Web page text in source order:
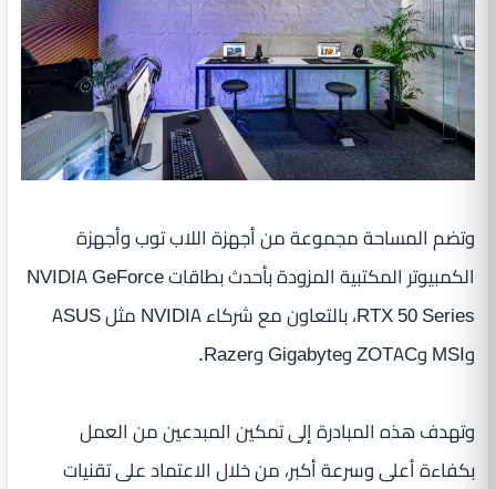
وتضم المساحة مجموعة من أجهزة اللاب توب وأجهزة
الكمبيوتر المكتبية المزودة بأحدث بطاقات NVIDIA GeForce
RTX 50 Series، بالتعاون مع شركاء NVIDIA مثل ASUS
وMSI وZOTAC وGigabyte وRazer.
وتهدف هذه المبادرة إلى تمكين المبدعين من العمل
بكفاءة أعلى وسرعة أكبر، من خلال الاعتماد على تقنيات